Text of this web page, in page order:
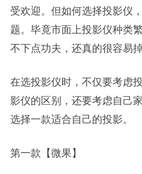
受欢迎。但如何选择投影仪
题。毕竟市面上投影仪种类
不下点功夫，还真的很容易掉
在选投影仪时，不仅要考虑
影仪的区别，还要考虑自己
选择一款适合自己的投影。
第一款【微果】